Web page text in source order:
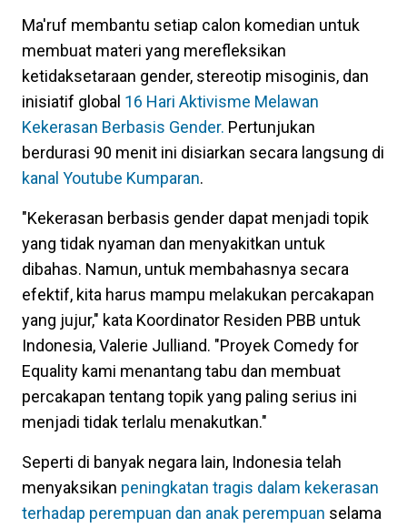
Ma'ruf membantu setiap calon komedian untuk
membuat materi yang merefleksikan
ketidaksetaraan gender, stereotip misoginis, dan
inisiatif global 16 Hari Aktivisme Melawan
Kekerasan Berbasis Gender. Pertunjukan
berdurasi 90 menit ini disiarkan secara langsung di
kanal Youtube Kumparan.
"Kekerasan berbasis gender dapat menjadi topik
yang tidak nyaman dan menyakitkan untuk
dibahas. Namun, untuk membahasnya secara
efektif, kita harus mampu melakukan percakapan
yang jujur," kata Koordinator Residen PBB untuk
Indonesia, Valerie Julliand. "Proyek Comedy for
Equality kami menantang tabu dan membuat
percakapan tentang topik yang paling serius ini
menjadi tidak terlalu menakutkan."
Seperti di banyak negara lain, Indonesia telah
menyaksikan peningkatan tragis dalam kekerasan
terhadap perempuan dan anak perempuan selama